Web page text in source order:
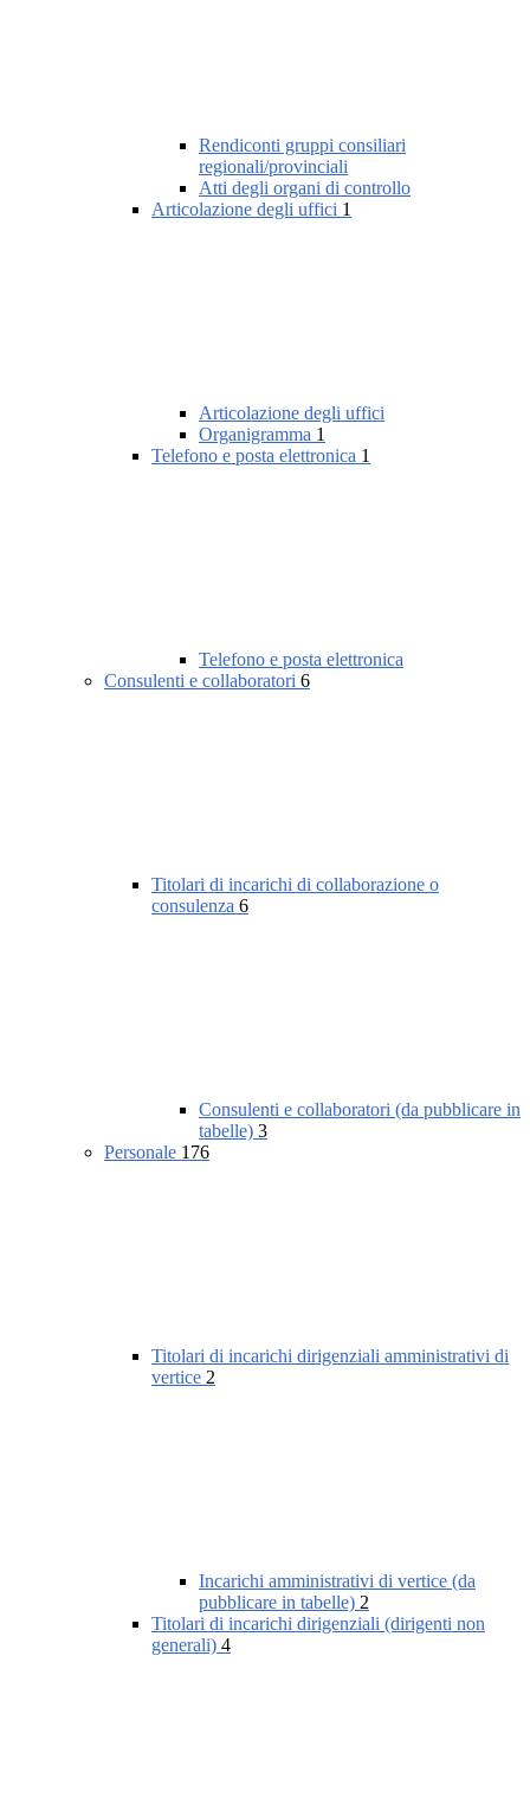
Rendiconti gruppi consiliari
regionali/provinciali
Atti degli organi di controllo
Articolazione degli uffici 1
Articolazione degli uffici
Organigramma 1
Telefono e posta elettronica 1
Telefono e posta elettronica
Consulenti e collaboratori 6
Titolari di incarichi di collaborazione o
consulenza 6
Consulenti e collaboratori (da pubblicare in
tabelle) 3
Personale 176
Titolari di incarichi dirigenziali amministrativi di
vertice 2
Incarichi amministrativi di vertice (da
pubblicare in tabelle) 2
Titolari di incarichi dirigenziali (dirigenti non
generali) 4